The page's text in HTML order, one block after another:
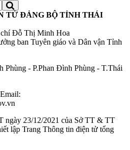
TỬ ĐẢNG BỘ TỈNH THÁI
Đỗ Thị Minh Hoa
ban Tuyên giáo và Dân vận Tỉnh
- P.Phan Đình Phùng - T.Thái
ngày 23/12/2021 của Sở TT & TT
lập Trang Thông tin điện tử tổng